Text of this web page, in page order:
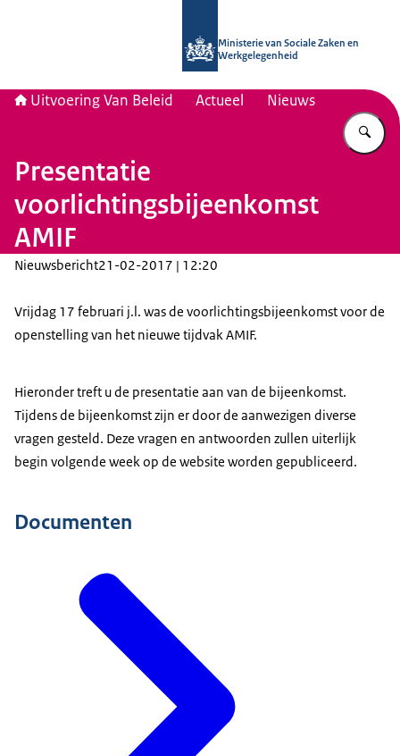
Ministerie van Sociale Zaken en
Werkgelegenheid
Uitvoering Van Beleid Actueel Nieuws
Presentatie
voorlichtingsbijeenkomst
AMIF
Nieuwsbericht21-02-2017 | 12:20
Vrijdag 17 februari j.l. was de voorlichtingsbijeenkomst voor de
openstelling van het nieuwe tijdvak AMIF.
Hieronder treft u de presentatie aan van de bijeenkomst.
Tijdens de bijeenkomst zijn er door de aanwezigen diverse
vragen gesteld. Deze vragen en antwoorden zullen uiterlijk
begin volgende week op de website worden gepubliceerd.
Documenten